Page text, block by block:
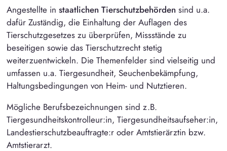
Angestellte in staatlichen Tierschutzbehörden sind u.a.
dafür Zuständig, die Einhaltung der Auflagen des
Tierschutzgesetzes zu überprüfen, Missstände zu
beseitigen sowie das Tierschutzrecht stetig
weiterzuentwickeln. Die Themenfelder sind vielseitig und
umfassen u.a. Tiergesundheit, Seuchenbekämpfung,
Haltungsbedingungen von Heim- und Nutztieren.
Mögliche Berufsbezeichnungen sind z.B.
Tiergesundheitskontrolleur:in, Tiergesundheitsaufseher:in,
Landestierschutzbeauftragte:r oder Amtstierärztin bzw.
Amtstierarzt.